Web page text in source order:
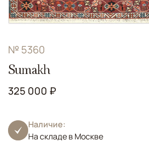
№ 5360
Sumakh
325 000 ₽
Наличие:
На складе в Москве